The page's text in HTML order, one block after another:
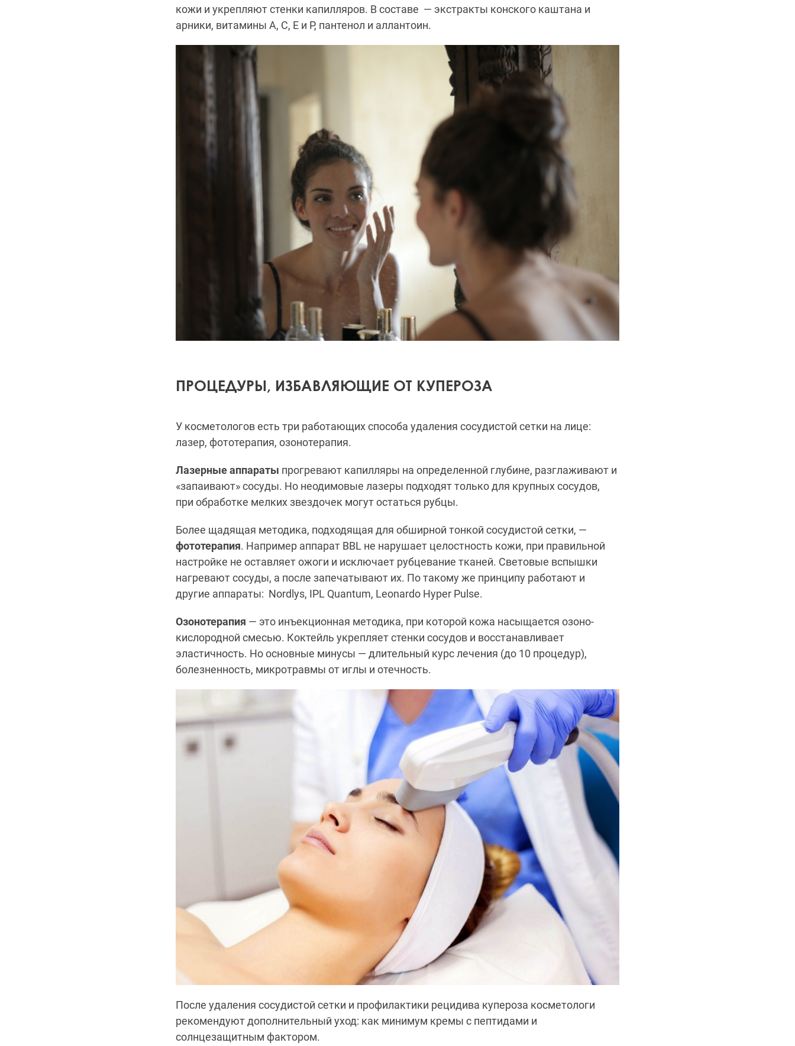
кожи и укрепляют стенки капилляров. В составе — экстракты конского каштана и
арники, витамины A, C, E и P, пантенол и аллантоин.
ПРОЦЕДУРЫ, ИЗБАВЛЯЮЩИЕ ОТ КУПЕРОЗА
У косметологов есть три работающих способа удаления сосудистой сетки на лице:
лазер, фототерапия, озонотерапия.
Лазерные аппараты прогревают капилляры на определенной глубине, разглаживают и
«запаивают» сосуды. Но неодимовые лазеры подходят только для крупных сосудов,
при обработке мелких звездочек могут остаться рубцы.
Более щадящая методика, подходящая для обширной тонкой сосудистой сетки, —
фототерапия. Например аппарат BBL не нарушает целостность кожи, при правильной
настройке не оставляет ожоги и исключает рубцевание тканей. Световые вспышки
нагревают сосуды, а после запечатывают их. По такому же принципу работают и
другие аппараты: Nordlys, IPL Quantum, Leonardo Hyper Pulse.
Озонотерапия — это инъекционная методика, при которой кожа насыщается озоно-
кислородной смесью. Коктейль укрепляет стенки сосудов и восстанавливает
эластичность. Но основные минусы — длительный курс лечения (до 10 процедур),
болезненность, микротравмы от иглы и отечность.
После удаления сосудистой сетки и профилактики рецидива купероза косметологи
рекомендуют дополнительный уход: как минимум кремы с пептидами и
солнцезащитным фактором.